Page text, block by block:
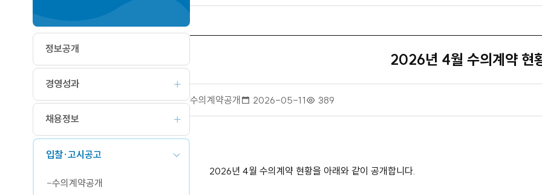
정보공개
경영성과
채용정보
입찰·고시공고
수의계약공개
2026년 4월 수의계약 현
수의계약공개
작
2026-05-11
조
389
2026년 4월 수의계약 현황을 아래와 같이 공개합니다.